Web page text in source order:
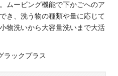
ムービング機能で下かごへのア
き、洗う物の種類や量に応じて
物洗いから大容量洗いまで大活